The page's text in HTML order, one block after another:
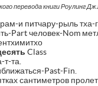
перевода книги Роулинг
и питчару-рыль тха-
Part человек-Nom
Class
т-та.
Past-Fin.
сантиметров